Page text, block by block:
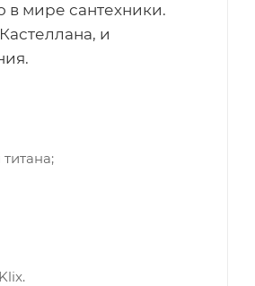
в мире сантехники.
и